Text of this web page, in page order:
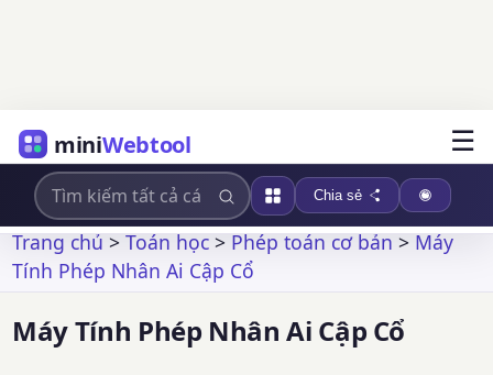
miniWebtool ☰
Chia sẻ
Trang chủ>Toán học>Phép toán cơ bản>Máy
Tính Phép Nhân Ai Cập Cổ
Máy Tính Phép Nhân Ai Cập Cổ